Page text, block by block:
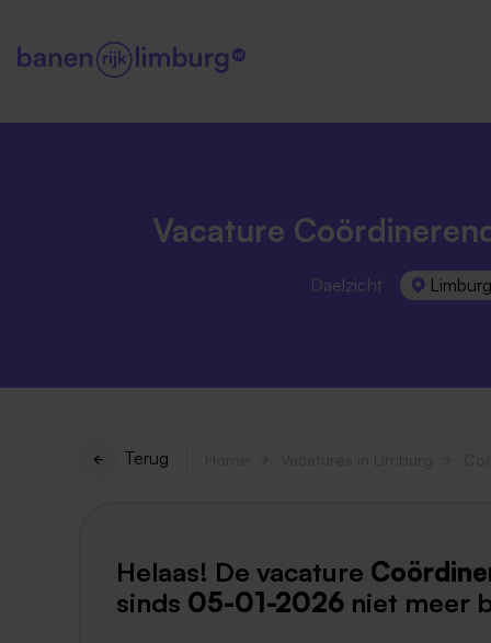
Vacature
Daelzicht Limburg
Terug
Helaas! De vacature
sinds 05-01-2026 niet meer